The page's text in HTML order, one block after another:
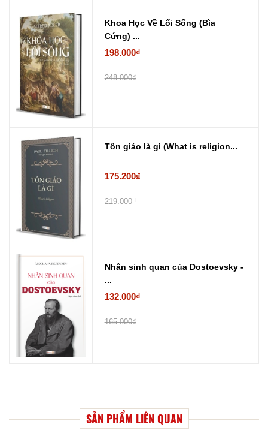
Khoa Học Về Lối Sống (Bìa
Cứng) ...
198.000₫
248.000₫
Tôn giáo là gì (What is religion...
175.200₫
219.000₫
Nhân sinh quan của Dostoevsky -
...
132.000₫
165.000₫
SẢN PHẨM LIÊN QUAN